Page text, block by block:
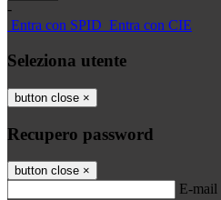
-
Entra con SPID Entra con CIE
Seleziona utente
button close ×
Recupero password
button close ×
E-mail